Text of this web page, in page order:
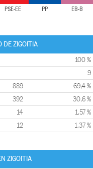
PSE-EE PP EB-B
DE ZIGOITIA
100 %
9
889 69,4 %
392 30,6 %
14 1,57 %
12 1,37 %
ZIGOITIA